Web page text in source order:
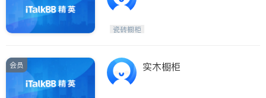
Oshawa
Niagara Falls
Pickering
Concord
ON - Other Cities
瓷砖橱柜
会员 实木橱柜